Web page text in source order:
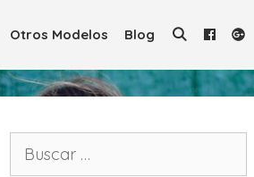
Otros Modelos Blog